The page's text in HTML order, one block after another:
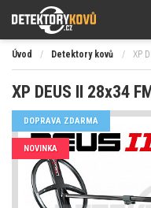
Úvod / Detektory kovů / XP
XP DEUS II 28x34
DOPRAVA ZDARMA
NOVINKA